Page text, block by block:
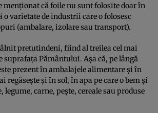
că foile nu sunt folosite doar în
o varietate de industrii care o folosesc
(ambalare, izolare sau transport).
pretutindeni, fiind al treilea cel mai
suprafața Pământului. Așa că, pe lângă
prezent în ambalajele alimentare și în
regăsește și în sol, în apa pe care o bem și
carne, pește, cereale sau produse